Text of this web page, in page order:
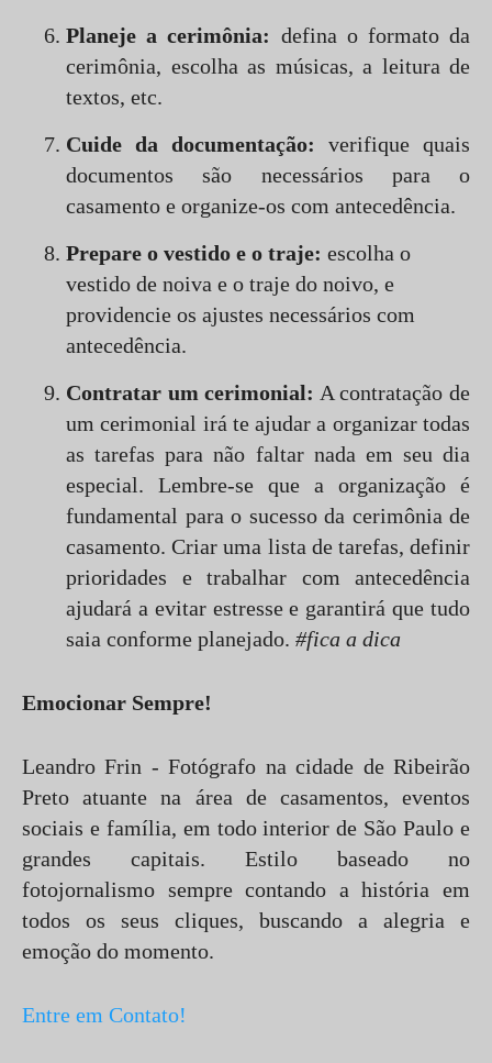
Planeje a cerimônia: defina o formato da
cerimônia, escolha as músicas, a leitura de
textos, etc.
Cuide da documentação: verifique quais
documentos são necessários para o
casamento e organize-os com antecedência.
Prepare o vestido e o traje: escolha o
vestido de noiva e o traje do noivo, e
providencie os ajustes necessários com
antecedência.
Contratar um cerimonial: A contratação de
um cerimonial irá te ajudar a organizar todas
as tarefas para não faltar nada em seu dia
especial. Lembre-se que a organização é
fundamental para o sucesso da cerimônia de
casamento. Criar uma lista de tarefas, definir
prioridades e trabalhar com antecedência
ajudará a evitar estresse e garantirá que tudo
saia conforme planejado. #fica a dica
Emocionar Sempre!
Leandro Frin - Fotógrafo na cidade de Ribeirão
Preto atuante na área de casamentos, eventos
sociais e família, em todo interior de São Paulo e
grandes capitais. Estilo baseado no
fotojornalismo sempre contando a história em
todos os seus cliques, buscando a alegria e
emoção do momento.
Entre em Contato!